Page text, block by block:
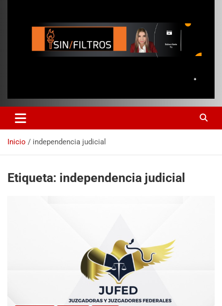
Inicio independencia judicial
Etiqueta: independencia judicial